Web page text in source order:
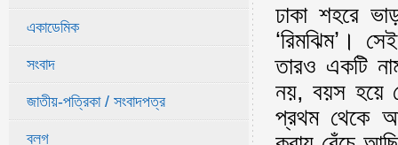
ঢাকা শহরে
‘রিমঝিম’।
তারও একটি
নয়, বয়স হয়ে
প্রথম থেকে
একাডেমিক
সংবাদ
জাতীয়-পত্রিকা / সংবাদপত্র
ব্লগ